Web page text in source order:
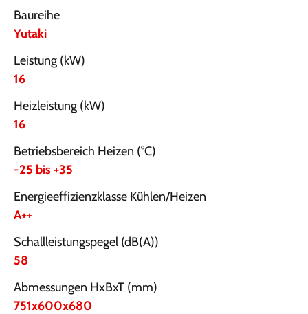
Baureihe
Yutaki
Leistung (kW)
16
Heizleistung (kW)
16
Betriebsbereich Heizen (°C)
-25 bis +35
Energieeffizienzklasse Kühlen/Heizen
A++
Schallleistungspegel (dB(A))
58
Abmessungen HxBxT (mm)
751x600x680